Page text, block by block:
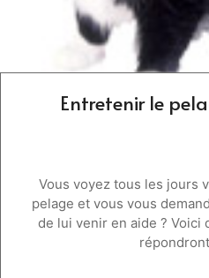
Entretenir le
Vous voyez tous les jours
pelage et vous vous
de lui venir en aide ? Voici